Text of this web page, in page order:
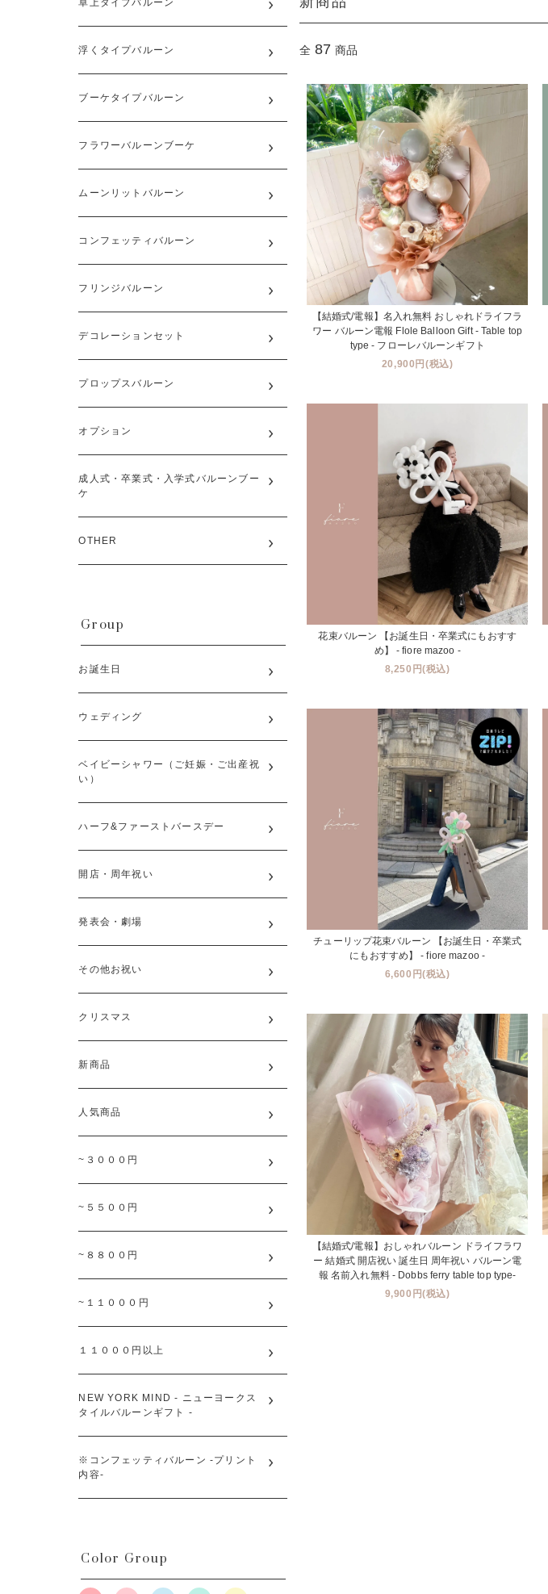
全 87 商品
【結婚式/電報】名入れ無料 おしゃれドライフラ
ワー バルーン電報 Flole Balloon Gift - Table top
type - フローレバルーンギフト
20,900円(税込)
花束バルーン 【お誕生日・卒業式にもおすす
め】 - fiore mazoo -
8,250円(税込)
チューリップ花束バルーン 【お誕生日・卒業式
にもおすすめ】 - fiore mazoo -
6,600円(税込)
【結婚式/電報】おしゃれバルーン ドライフラワ
ー 結婚式 開店祝い 誕生日 周年祝い バルーン電
報 名前入れ無料 - Dobbs ferry table top type-
9,900円(税込)
卓上タイプバルーン
浮くタイプバルーン
ブーケタイプバルーン
フラワーバルーンブーケ
ムーンリットバルーン
コンフェッティバルーン
フリンジバルーン
デコレーションセット
プロップスバルーン
オプション
成人式・卒業式・入学式バルーンブー
ケ
OTHER
Group
お誕生日
ウェディング
ベイビーシャワー（ご妊娠・ご出産祝
い）
ハーフ&ファーストバースデー
開店・周年祝い
発表会・劇場
その他お祝い
クリスマス
新商品
人気商品
~３０００円
~５５００円
~８８００円
~１１０００円
１１０００円以上
NEW YORK MIND - ニューヨークス
タイルバルーンギフト -
※コンフェッティバルーン -プリント
内容-
Color Group